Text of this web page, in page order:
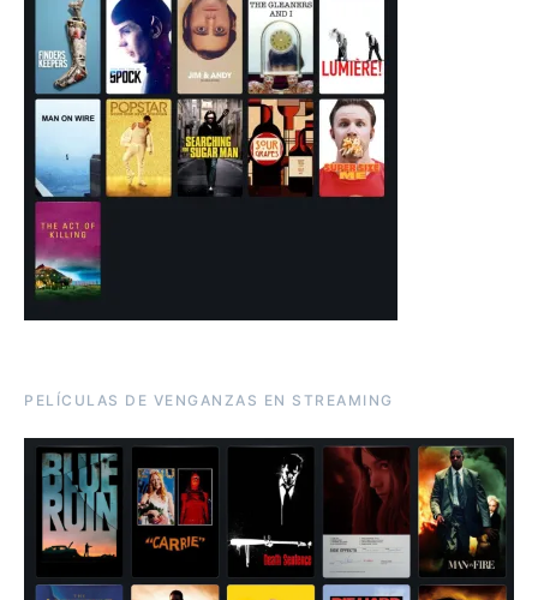
PELÍCULAS DE VENGANZAS EN STREAMING